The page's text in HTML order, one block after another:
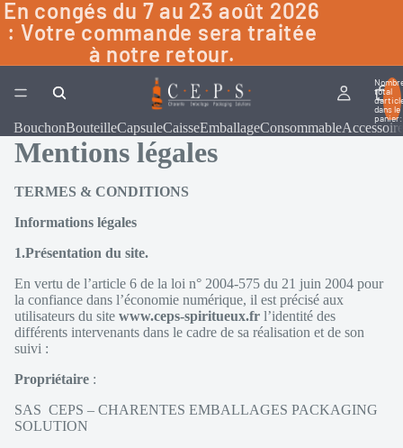
En congés du 7 au 23 août 2026
: Votre commande sera traitée
à notre retour.
total
dans le
BouchonBouteilleCapsuleCaisseEmballageConsommableAccessoire
Mentions légales
TERMES & CONDITIONS
Informations légales
1.Présentation du site.
En vertu de l’article 6 de la loi n° 2004-575 du 21 juin 2004 pour
la confiance dans l’économie numérique, il est précisé aux
utilisateurs du site www.ceps-spiritueux.fr l’identité des
différents intervenants dans le cadre de sa réalisation et de son
suivi :
Propriétaire :
SAS CEPS – CHARENTES EMBALLAGES PACKAGING
SOLUTION